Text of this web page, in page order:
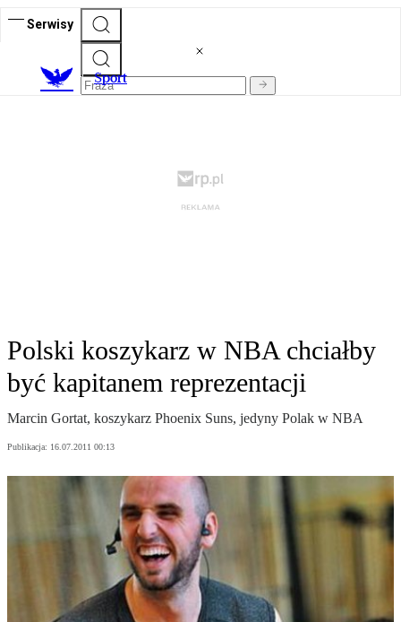
Serwisy
Sport
Polski koszykarz w NBA chciałby
być kapitanem reprezentacji
Marcin Gortat, koszykarz Phoenix Suns, jedyny Polak w NBA
Publikacja: 16.07.2011 00:13